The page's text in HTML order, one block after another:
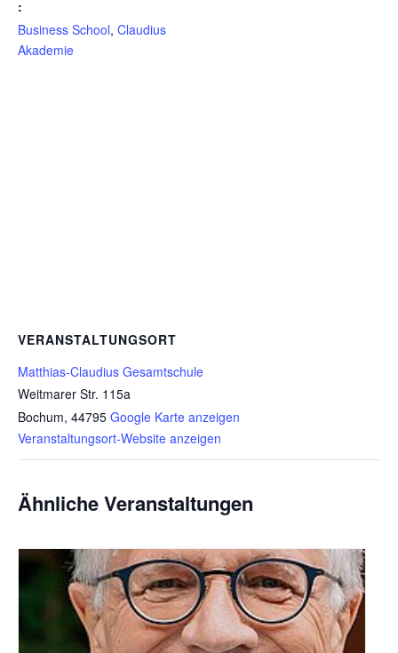
:
Business School, Claudius
Akademie
VERANSTALTUNGSORT
Matthias-Claudius Gesamtschule
Weitmarer Str. 115a
Bochum, 44795 Google Karte anzeigen
Veranstaltungsort-Website anzeigen
Ähnliche Veranstaltungen